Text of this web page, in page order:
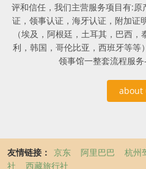
评和信任，我们主营服务项目有:
证，领事认证，海牙认证，附加
（埃及，阿根廷，土耳其，巴西
利，韩国，哥伦比亚，西班牙等等
领事馆一整套流程服
about
友情链接： 京东 阿里巴巴 杭州
社
西藏旅行社